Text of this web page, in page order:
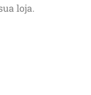
loja.